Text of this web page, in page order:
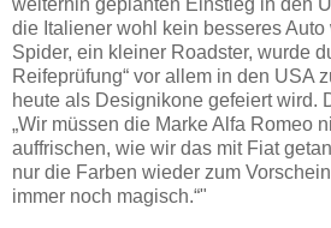
die Italiener wohl kein besseres
Spider, ein kleiner Roadster, wurde
Reifeprüfung“ vor allem in den USA
heute als Designikone gefeiert wird.
„Wir müssen die Marke Alfa Romeo
auffrischen, wie wir das mit Fiat
nur die Farben wieder zum
immer noch magisch.“"